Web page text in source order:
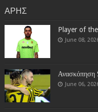
ΑΡΗΣ
Player of the
June 08,
June 06,